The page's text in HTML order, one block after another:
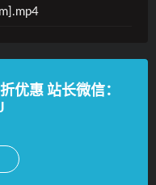
优惠 站长微信：